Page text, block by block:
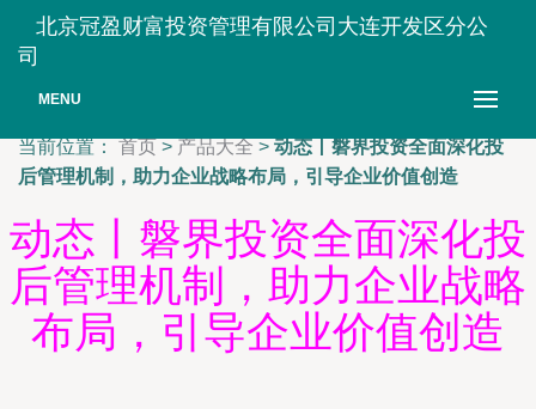
北京冠盈财富投资管理有限公司大连开发区分公
司
MENU
当前位置： 首页 > 产品大全 > 动态丨磐界投资全面深化投
后管理机制，助力企业战略布局，引导企业价值创造
动态丨磐界投资全面深化投
后管理机制，助力企业战略
布局，引导企业价值创造